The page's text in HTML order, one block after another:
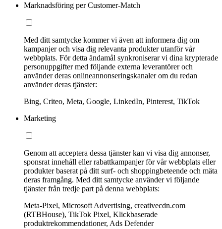
Marknadsföring per Customer-Match
Med ditt samtycke kommer vi även att informera dig om
kampanjer och visa dig relevanta produkter utanför vår
webbplats. För detta ändamål synkroniserar vi dina krypterade
personuppgifter med följande externa leverantörer och
använder deras onlineannonseringskanaler om du redan
använder deras tjänster:
Bing, Criteo, Meta, Google, LinkedIn, Pinterest, TikTok
Marketing
Genom att acceptera dessa tjänster kan vi visa dig annonser,
sponsrat innehåll eller rabattkampanjer för vår webbplats eller
produkter baserat på ditt surf- och shoppingbeteende och mäta
deras framgång. Med ditt samtycke använder vi följande
tjänster från tredje part på denna webbplats:
Meta-Pixel, Microsoft Advertising, creativecdn.com
(RTBHouse), TikTok Pixel, Klickbaserade
produktrekommendationer, Ads Defender